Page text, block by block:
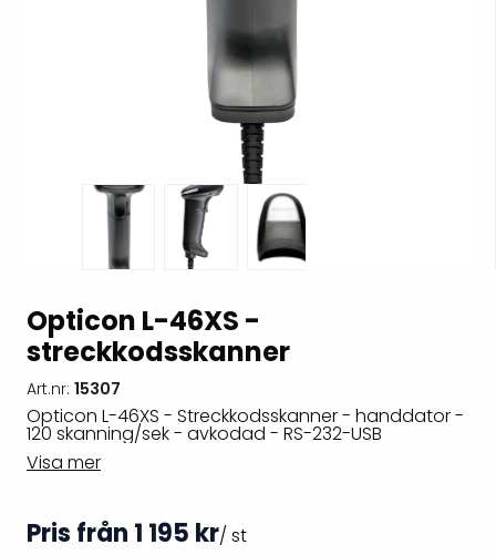
Opticon L-46XS -
streckkodsskanner
Art.nr: 15307
Opticon L-46XS - Streckkodsskanner - handdator -
120 skanning/sek - avkodad - RS-232-USB
Visa mer
Pris från 1 195 kr/ st